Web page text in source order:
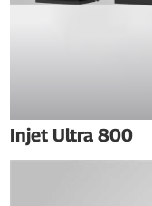
Injet Ultra 800